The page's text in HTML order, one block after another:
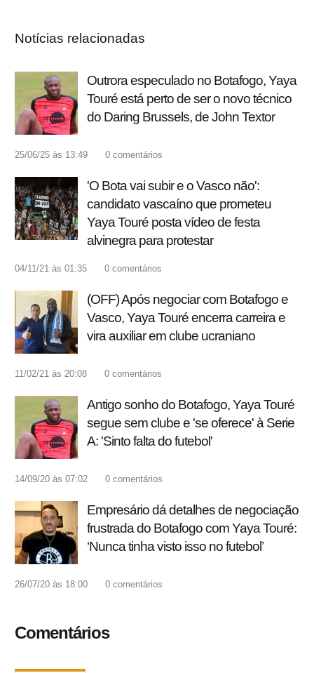
Notícias relacionadas
Outrora especulado no Botafogo, Yaya
Touré está perto de ser o novo técnico
do Daring Brussels, de John Textor
25/06/25 às 13:49 0 comentários
'O Bota vai subir e o Vasco não':
candidato vascaíno que prometeu
Yaya Touré posta vídeo de festa
alvinegra para protestar
04/11/21 às 01:35 0 comentários
(OFF) Após negociar com Botafogo e
Vasco, Yaya Touré encerra carreira e
vira auxiliar em clube ucraniano
11/02/21 às 20:08 0 comentários
Antigo sonho do Botafogo, Yaya Touré
segue sem clube e 'se oferece' à Serie
A: 'Sinto falta do futebol'
14/09/20 às 07:02 0 comentários
Empresário dá detalhes de negociação
frustrada do Botafogo com Yaya Touré:
‘Nunca tinha visto isso no futebol’
26/07/20 às 18:00 0 comentários
Comentários